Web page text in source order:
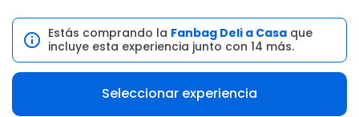
Estás comprando la Fanbag Deli a Casa que
incluye esta experiencia junto con 14 más.
Seleccionar experiencia